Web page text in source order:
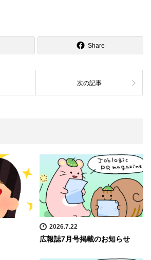
Share
次の記事
2026.7.22
広報誌7月号掲載のお知らせ